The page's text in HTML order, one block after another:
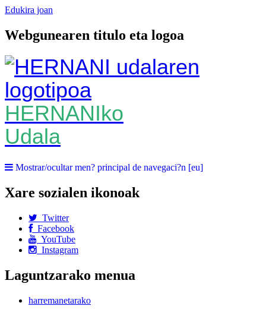
Edukira joan
Webgunearen titulo eta logoa
HERNANIko
Udala
Mostrar/ocultar men? principal de navegaci?n [eu]
Xare sozialen ikonoak
Twitter
Facebook
YouTube
Instagram
Laguntzarako menua
harremanetarako